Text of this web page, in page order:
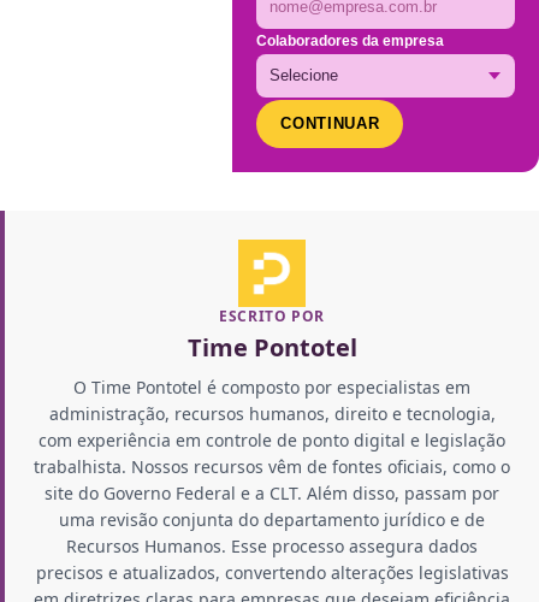
Colaboradores da empresa
CONTINUAR
ESCRITO POR
Time Pontotel
O Time Pontotel é composto por especialistas em
administração, recursos humanos, direito e tecnologia,
com experiência em controle de ponto digital e legislação
trabalhista. Nossos recursos vêm de fontes oficiais, como o
site do Governo Federal e a CLT. Além disso, passam por
uma revisão conjunta do departamento jurídico e de
Recursos Humanos. Esse processo assegura dados
precisos e atualizados, convertendo alterações legislativas